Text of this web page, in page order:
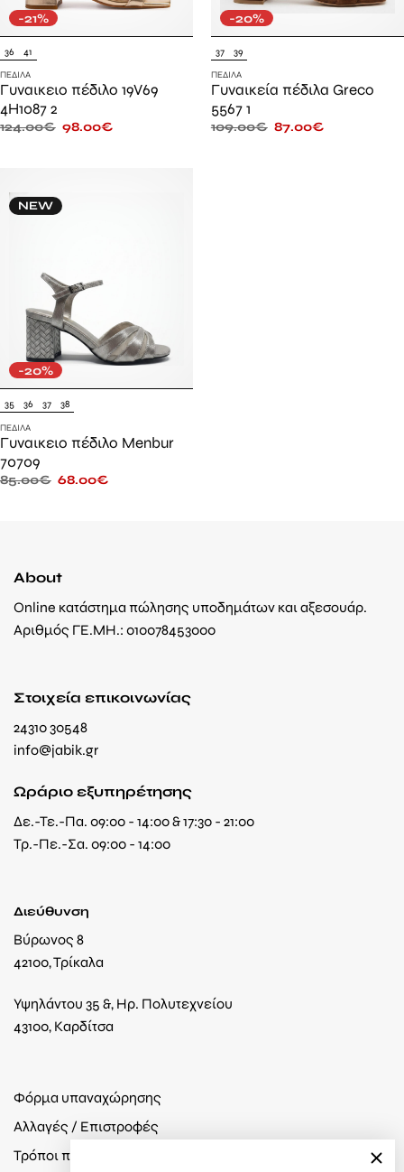
-21%
36 41
ΠΈΔΙΛΑ
Γυναικειο πέδιλο 19V69
4H1087 2
124.00€ 98.00€
-20%
37 39
ΠΈΔΙΛΑ
Γυναικεία πέδιλα Greco
5567 1
109.00€ 87.00€
NEW
-20%
35 36 37 38
ΠΈΔΙΛΑ
Γυναικειο πέδιλο Menbur
70709
85.00€ 68.00€
About
Online κατάστημα πώλησης υποδημάτων και αξεσουάρ.
Αριθμός ΓΕ.ΜΗ.: 010078453000
Στοιχεία επικοινωνίας
24310 30548
info@jabik.gr
Ωράριο εξυπηρέτησης
Δε.-Τε.-Πα. 09:00 - 14:00 & 17:30 - 21:00
Τρ.-Πε.-Σα. 09:00 - 14:00
Διεύθυνση
Βύρωνος 8
42100, Τρίκαλα
Υψηλάντου 35 &, Ηρ. Πολυτεχνείου
43100, Καρδίτσα
Φόρμα υπαναχώρησης
Αλλαγές / Επιστροφές
Τρόποι πληρωμής